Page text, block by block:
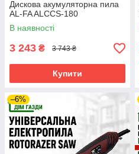
Дискова акумуляторна пила
AL-FA ALCCS-180
В наявності
3 243 ₴ 3 743 ₴
Купити
–6%